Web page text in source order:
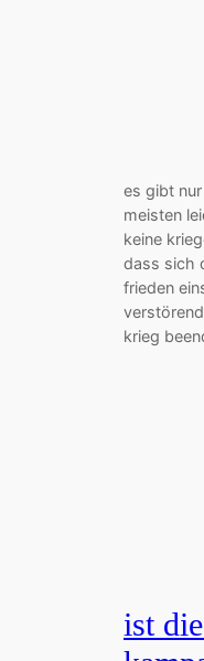
es gibt
meisten
keine
dass sich
frieden
krieg
ist